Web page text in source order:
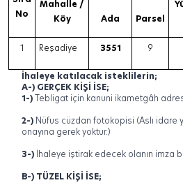
No
Mahalle /
Köy
Ada Parsel
1 Reşadiye 3551 9
İhaleye katılacak isteklilerin;
A-) GERÇEK KİŞİ İSE;
1-)Tebligat için kanuni ikametgâh
2-)Nüfus cüzdan fotokopisi (Aslı idare
onayına gerek yoktur.)
3-)İhaleye iştirak edecek olanın imza
B-) TÜZEL KİŞİ İSE;